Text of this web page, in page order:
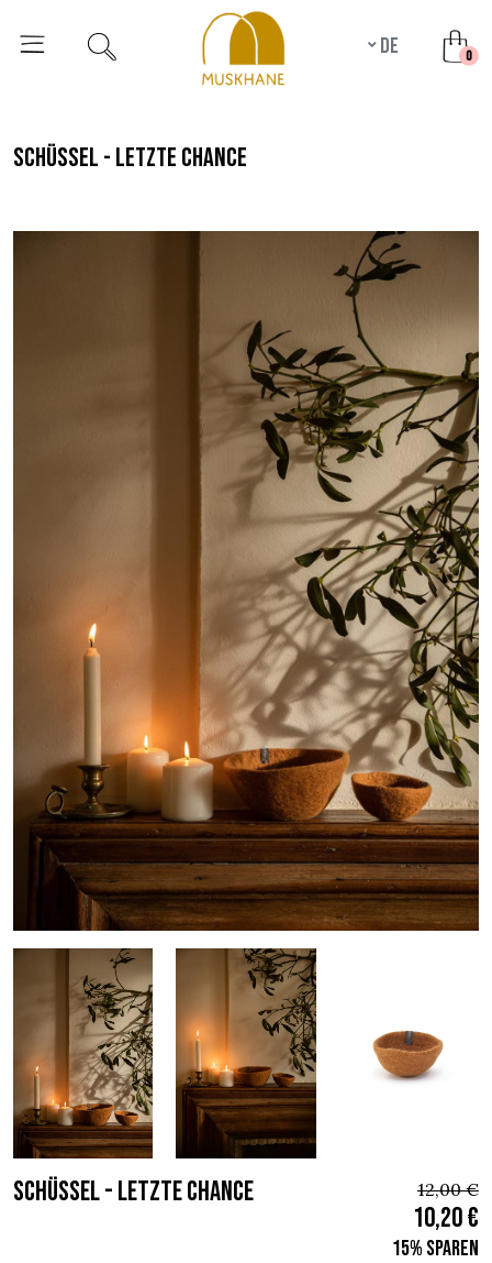
de 0
schüssel - letzte chance
SCHÜSSEL - Letzte chance 12,00 €
10,20 €
15% sparen